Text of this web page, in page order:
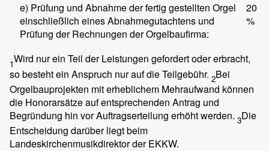
e) Prüfung und Abnahme der fertig gestellten Orgel
einschließlich eines Abnahmegutachtens und
Prüfung der Rechnungen der Orgelbaufirma:
20
%
1Wird nur ein Teil der Leistungen gefordert oder erbracht,
so besteht ein Anspruch nur auf die Teilgebühr. 2Bei
Orgelbauprojekten mit erheblichem Mehraufwand können
die Honorarsätze auf entsprechenden Antrag und
Begründung hin vor Auftragserteilung erhöht werden. 3Die
Entscheidung darüber liegt beim
Landeskirchenmusikdirektor der EKKW.